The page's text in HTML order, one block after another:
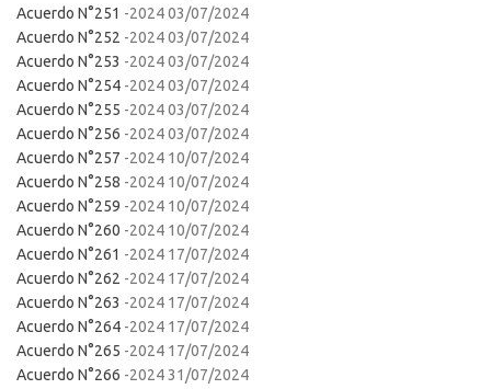
Acuerdo N°251 -2024 03/07/2024
Acuerdo N°252 -2024 03/07/2024
Acuerdo N°253 -2024 03/07/2024
Acuerdo N°254 -2024 03/07/2024
Acuerdo N°255 -2024 03/07/2024
Acuerdo N°256 -2024 03/07/2024
Acuerdo N°257 -2024 10/07/2024
Acuerdo N°258 -2024 10/07/2024
Acuerdo N°259 -2024 10/07/2024
Acuerdo N°260 -2024 10/07/2024
Acuerdo N°261 -2024 17/07/2024
Acuerdo N°262 -2024 17/07/2024
Acuerdo N°263 -2024 17/07/2024
Acuerdo N°264 -2024 17/07/2024
Acuerdo N°265 -2024 17/07/2024
Acuerdo N°266 -2024 31/07/2024